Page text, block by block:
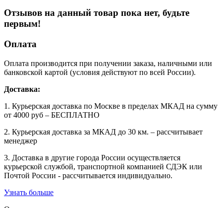
Отзывов на данный товар пока нет, будьте
первым!
Оплата
Оплата производится при получении заказа, наличными или
банковской картой (условия действуют по всей России).
Доставка:
1. Курьерская доставка по Москве в пределах МКАД на сумму
от 4000 руб – БЕСПЛАТНО
2. Курьерская доставка за МКАД до 30 км. – рассчитывает
менеджер
3. Доставка в другие города России осуществляется
курьерской службой, транспортной компанией СДЭК или
Почтой России - рассчитывается индивидуально.
Узнать больше